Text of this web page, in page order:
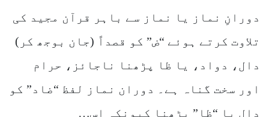
دورانِ نماز یا نماز سے باہر قرآن مجید کی
تلاوت کرتے ہوئے “ض” کو قصداً (جان بوجھ کر)
دال، دواد، یا ظا پڑھنا ناجائز، حرام
اور سخت گناہ ہے۔ دوران نماز لفظ “ضاد” کو
دال یا “ظا” پڑھنا کیونکہ اس…